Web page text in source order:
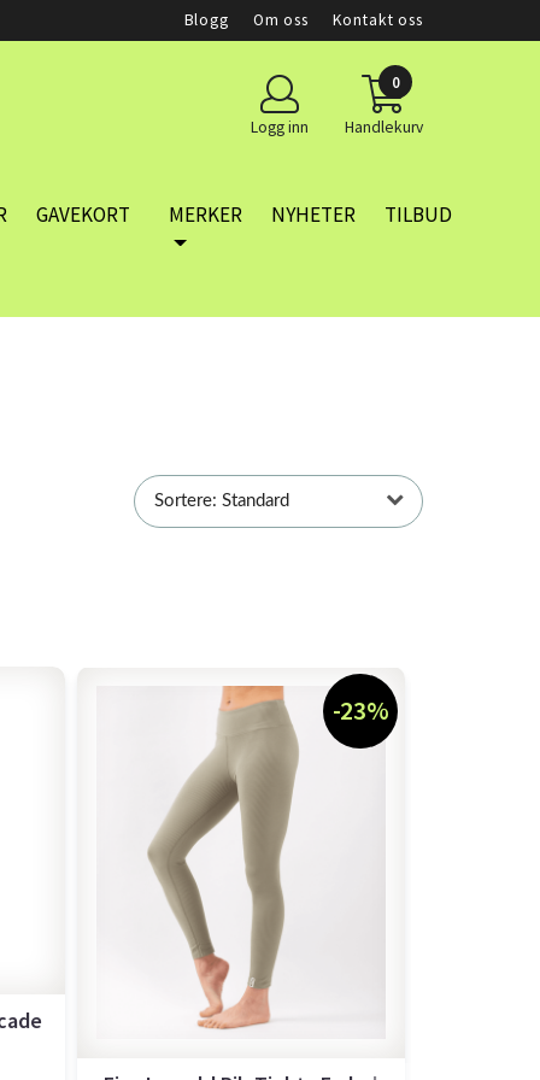
Blogg Om oss Kontakt oss
Logg inn
0
Handlekurv
GAVEKORT MERKER NYHETER TILBUD
Sortere: Standard
-23%